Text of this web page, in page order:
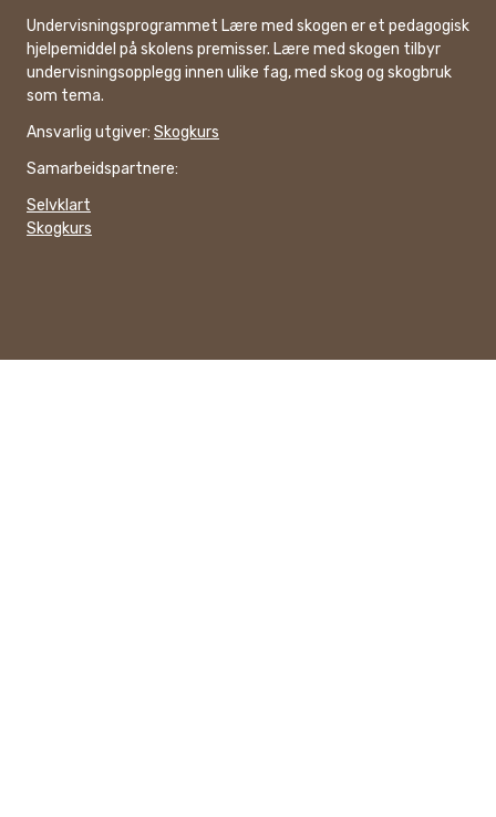
Undervisningsprogrammet Lære med skogen er et pedagogisk
hjelpemiddel på skolens premisser. Lære med skogen tilbyr
undervisningsopplegg innen ulike fag, med skog og skogbruk
som tema.
Ansvarlig utgiver: Skogkurs
Samarbeidspartnere:
Selvklart
Skogkurs